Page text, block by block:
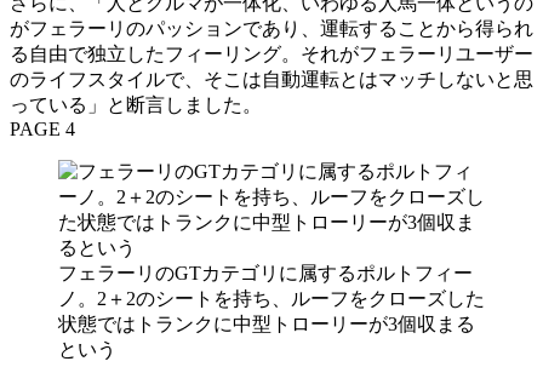
がフェラーリのパッションであり、運転することから得られ
る自由で独立したフィーリング。それがフェラーリユーザー
のライフスタイルで、そこは自動運転とはマッチしないと思
っている」と断言しました。
PAGE 4
フェラーリのGTカテゴリに属するポルトフィー
ノ。2＋2のシートを持ち、ルーフをクローズした
状態ではトランクに中型トローリーが3個収まる
という